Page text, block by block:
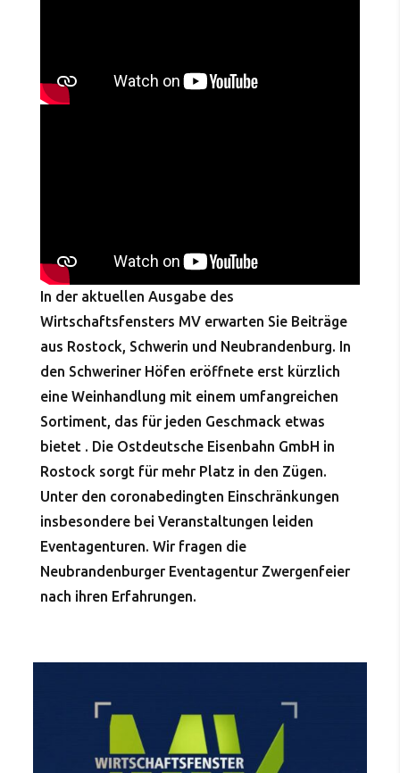
In der aktuellen Ausgabe des
Wirtschaftsfensters MV erwarten Sie Beiträge
aus Rostock, Schwerin und Neubrandenburg. In
den Schweriner Höfen eröffnete erst kürzlich
eine Weinhandlung mit einem umfangreichen
Sortiment, das für jeden Geschmack etwas
bietet . Die Ostdeutsche Eisenbahn GmbH in
Rostock sorgt für mehr Platz in den Zügen.
Unter den coronabedingten Einschränkungen
insbesondere bei Veranstaltungen leiden
Eventagenturen. Wir fragen die
Neubrandenburger Eventagentur Zwergenfeier
nach ihren Erfahrungen.